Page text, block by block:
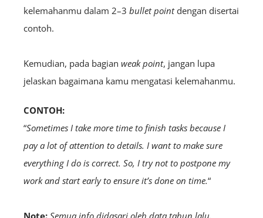
kelemahanmu dalam 2–3 bullet pointdengan disertai
contoh.
Kemudian, pada bagian weak point, jangan lupa
jelaskan bagaimana kamu mengatasi kelemahanmu.
CONTOH:
“Sometimes I take more time to finish tasks because I
pay a lot of attention to details. I want to make sure
everything I do is correct. So, I try not to postpone my
work and start early to ensure it’s done on time.“